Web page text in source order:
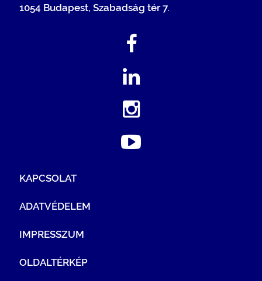
1054 Budapest, Szabadság tér 7.
KAPCSOLAT
ADATVÉDELEM
IMPRESSZUM
OLDALTÉRKÉP